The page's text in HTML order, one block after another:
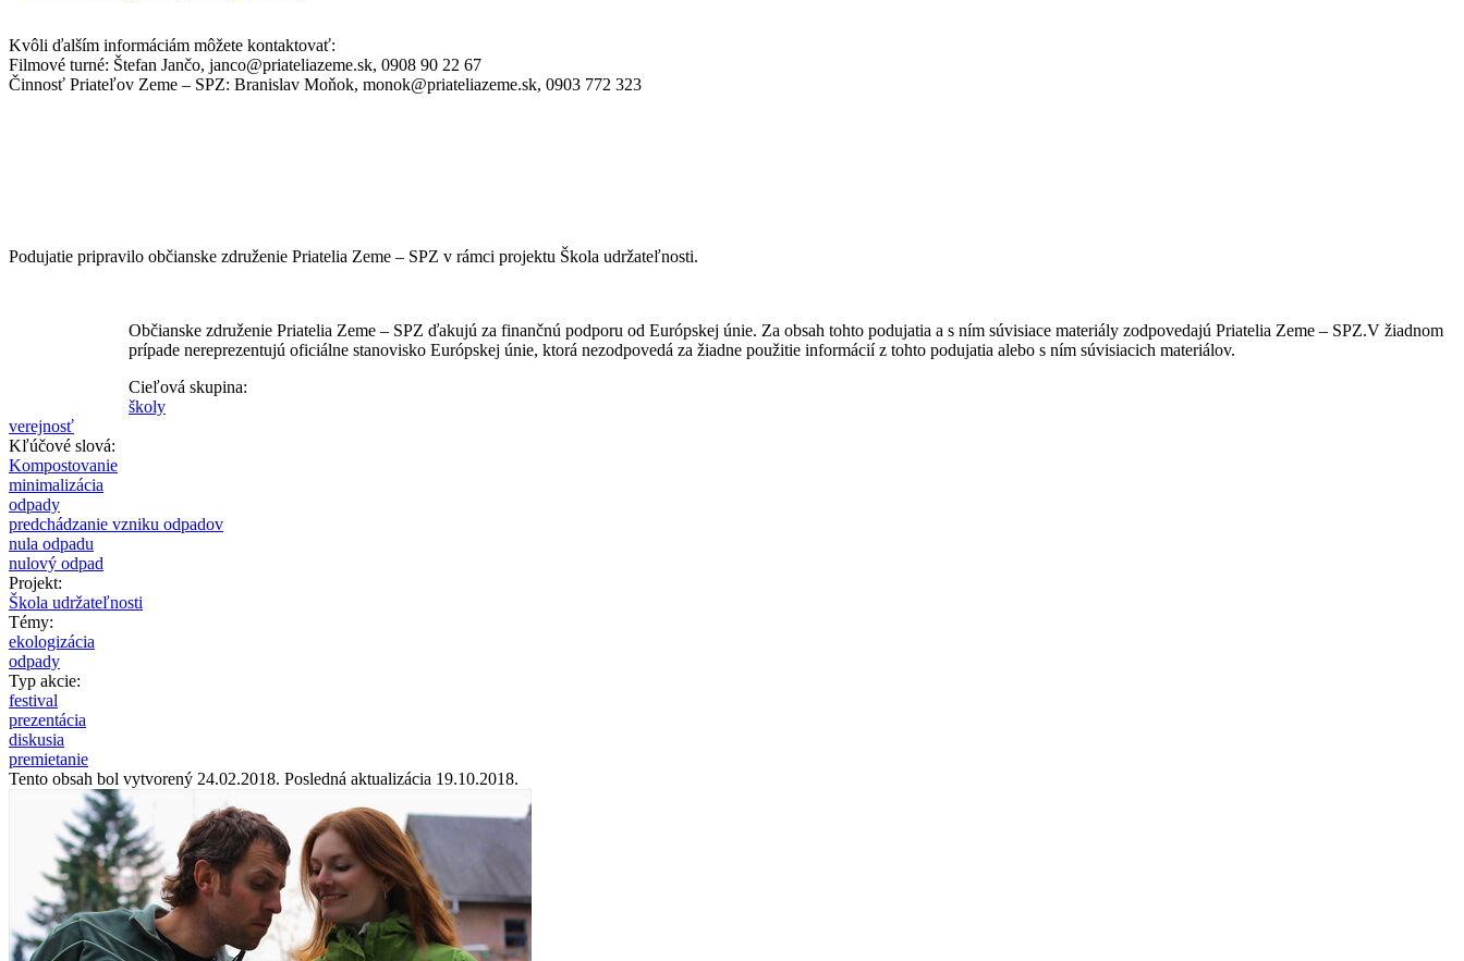
Kvôli ďalším informáciám môžete kontaktovať:
Filmové turné: Štefan Jančo, janco@priateliazeme.sk, 0908 90 22 67
Činnosť Priateľov Zeme – SPZ: Branislav Moňok, monok@priateliazeme.sk, 0903 772 323
Podujatie pripravilo občianske združenie Priatelia Zeme – SPZ v rámci projektu Škola udržateľnosti.
Občianske združenie Priatelia Zeme – SPZ ďakujú za finančnú podporu od Európskej únie. Za obsah tohto podujatia a s ním súvisiace materiály zodpovedajú Priatelia Zeme – SPZ.V žiadnom
prípade nereprezentujú oficiálne stanovisko Európskej únie, ktorá nezodpovedá za žiadne použitie informácií z tohto podujatia alebo s ním súvisiacich materiálov.
Cieľová skupina:
školy
verejnosť
Kľúčové slová:
Kompostovanie
minimalizácia
odpady
predchádzanie vzniku odpadov
nula odpadu
nulový odpad
Projekt:
Škola udržateľnosti
Témy:
ekologizácia
odpady
Typ akcie:
festival
prezentácia
diskusia
premietanie
Tento obsah bol vytvorený 24.02.2018. Posledná aktualizácia 19.10.2018.